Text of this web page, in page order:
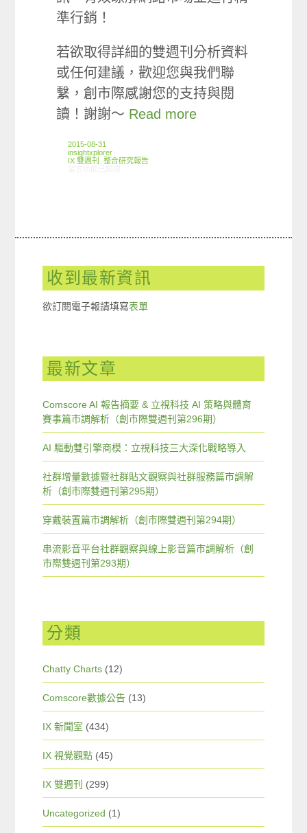
準行銷！
若欲取得詳細的雙週刊分析資料
或任何建議，歡迎您與我們聯
繫，創市際感謝您的支持與閱
讀！謝謝～ Read more
2015-08-31
insightxplorer
IX 雙週刊
,整合研究報告
收到最新資訊
欲訂閱電子報請填寫表單
最新文章
Comscore AI 報告摘要 & 立視科技 AI 策略與體育
賽事篇市調解析（創市際雙週刊第296期）
AI 驅動雙引擎商模：立視科技三大深化戰略導入
社群增量數據暨社群貼文觀察與社群服務篇市調解
析（創市際雙週刊第295期）
穿戴裝置篇市調解析（創市際雙週刊第294期）
串流影音平台社群觀察與線上影音篇市調解析（創
市際雙週刊第293期）
分類
Chatty Charts (12)
Comscore數據公告 (13)
IX 新聞室 (434)
IX 視覺觀點 (45)
IX 雙週刊 (299)
Uncategorized (1)